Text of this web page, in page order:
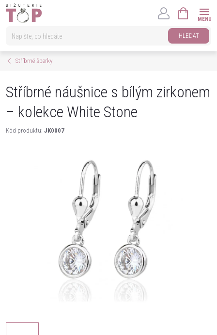
Přejít
HLEDAT
KOŠÍK
Stříbrné šperky
Stříbrné náušnice s bílým zirkonem
– kolekce White Stone
Kód produktu: JK0007